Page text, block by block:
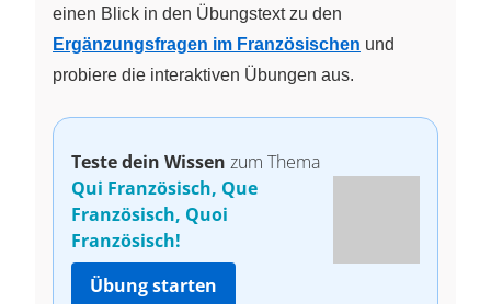
einen Blick in den Übungstext zu den
Ergänzungsfragen im Französischen und
probiere die interaktiven Übungen aus.
Teste dein Wissen zum Thema
Qui Französisch, Que
Französisch, Quoi
Französisch!
Übung starten